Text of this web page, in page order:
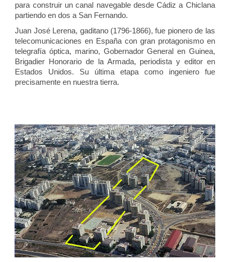
para construir un canal navegable desde Cádiz a Chiclana
partiendo en dos a San Fernando.
Juan José Lerena, gaditano (1796-1866), fue pionero de las
telecomunicaciones en España con gran protagonismo en
telegrafía óptica, marino, Gobernador General en Guinea,
Brigadier Honorario de la Armada, periodista y editor en
Estados Unidos. Su última etapa como ingeniero fue
precisamente en nuestra tierra.